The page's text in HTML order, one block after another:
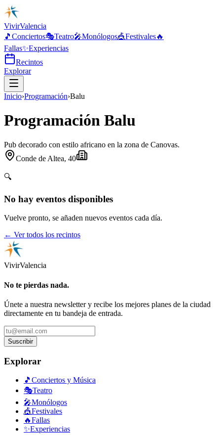
VivirValencia
🎵 Conciertos🎭Teatro🎤Monólogos🎪Festivales🔥
Fallas✨Experiencias
Recintos
Explorar
Inicio›Programación›Balu
Programación Balu
Pub decorado con estilo africano en la zona de Canovas.
Conde de Altea, 40
🔍
No hay eventos disponibles
Vuelve pronto, se añaden nuevos eventos cada día.
← Ver todos los recintos
VivirValencia
No te pierdas nada.
Únete a nuestra newsletter y recibe los mejores planes de la ciudad
directamente en tu bandeja de entrada.
Suscribir
Explorar
🎵 Conciertos y Música
🎭Teatro
🎤Monólogos
🎪Festivales
🔥Fallas
✨Experiencias